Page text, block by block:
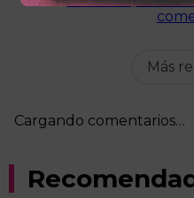
Más
Cargando comentarios…